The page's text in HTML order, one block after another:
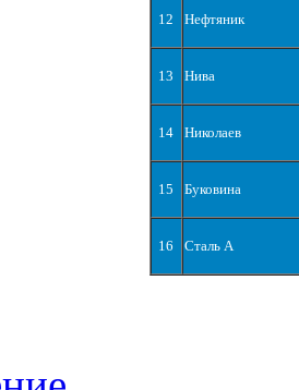
12 Нефтяник
13 Нива
14 Николаев
15 Буковина
16 Сталь А